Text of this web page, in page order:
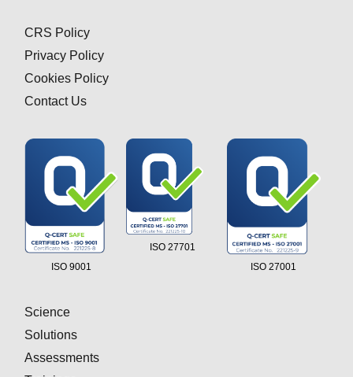
CRS Policy
Privacy Policy
Cookies Policy
Contact Us
ISO 9001
ISO 27701
ISO 27001
Science
Solutions
Assessments